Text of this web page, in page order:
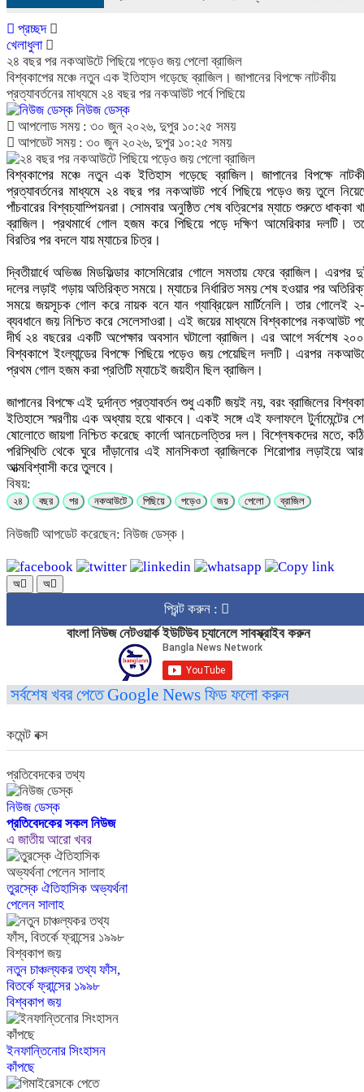
প্রচ্ছদ
খেলাধুলা
২৪ বছর পর নকআউটে পিছিয়ে পড়েও জয় পেলো ব্রাজিল
বিশ্বকাপের মঞ্চে নতুন এক ইতিহাস গড়েছে ব্রাজিল। জাপানের বিপক্ষে নাটকীয়
প্রত্যাবর্তনের মাধ্যমে ২৪ বছর পর নকআউট পর্বে পিছিয়ে
নিউজ ডেস্ক
আপলোড সময় : ৩০ জুন ২০২৬, দুপুর ১০:২৫ সময়
আপডেট সময় : ৩০ জুন ২০২৬, দুপুর ১০:২৫ সময়
বিশ্বকাপের মঞ্চে নতুন এক ইতিহাস গড়েছে ব্রাজিল। জাপানের বিপক্ষে
প্রত্যাবর্তনের মাধ্যমে ২৪ বছর পর নকআউট পর্বে পিছিয়ে পড়েও জয় তুলে
পাঁচবারের বিশ্বচ্যাম্পিয়নরা। সোমবার অনুষ্ঠিত শেষ বত্রিশের ম্যাচে শুরুতে ধাক্কা
ব্রাজিল। প্রথমার্ধে গোল হজম করে পিছিয়ে পড়ে দক্ষিণ আমেরিকার দলটি।
বিরতির পর বদলে যায় ম্যাচের চিত্র।
দ্বিতীয়ার্ধে অভিজ্ঞ মিডফিল্ডার কাসেমিরোর গোলে সমতায় ফেরে ব্রাজিল। এরপর
দলের লড়াই গড়ায় অতিরিক্ত সময়ে। ম্যাচের নির্ধারিত সময় শেষ হওয়ার পর
সময়ে জয়সূচক গোল করে নায়ক বনে যান গ্যাব্রিয়েল মার্টিনেলি। তার গোলেই
ব্যবধানে জয় নিশ্চিত করে সেলেসাওরা। এই জয়ের মাধ্যমে বিশ্বকাপের নকআউট
দীর্ঘ ২৪ বছরের একটি অপেক্ষার অবসান ঘটালো ব্রাজিল। এর আগে সর্বশেষ
বিশ্বকাপে ইংল্যান্ডের বিপক্ষে পিছিয়ে পড়েও জয় পেয়েছিল দলটি। এরপর
প্রথম গোল হজম করা প্রতিটি ম্যাচেই জয়হীন ছিল ব্রাজিল।
জাপানের বিপক্ষে এই দুর্দান্ত প্রত্যাবর্তন শুধু একটি জয়ই নয়, বরং ব্রাজিলের
ইতিহাসে স্মরণীয় এক অধ্যায় হয়ে থাকবে। একই সঙ্গে এই ফলাফলে টুর্নামেন্টের
ষোলোতে জায়গা নিশ্চিত করেছে কার্লো আনচেলত্তির দল। বিশ্লেষকদের মতে,
পরিস্থিতি থেকে ঘুরে দাঁড়ানোর এই মানসিকতা ব্রাজিলকে শিরোপার লড়াইয়ে
আত্মবিশ্বাসী করে তুলবে।
বিষয়:
২৪ বছর পর নকআউটে পিছিয়ে পড়েও জয় পেলো ব্রাজিল
নিউজটি আপডেট করেছেন: নিউজ ডেস্ক।
অ অ
প্রিন্ট করুন :
বাংলা নিউজ নেটওয়ার্ক ইউটিউব চ্যানেলে সাবস্ক্রাইব করুন
সর্বশেষ খবর পেতে Google News ফিড ফলো করুন
কমেন্ট বক্স
প্রতিবেদকের তথ্য
নিউজ ডেস্ক
প্রতিবেদকের সকল নিউজ
এ জাতীয় আরো খবর
তুরস্কে ঐতিহাসিক অভ্যর্থনা
পেলেন সালাহ
নতুন চাঞ্চল্যকর তথ্য ফাঁস,
বিতর্কে ফ্রান্সের ১৯৯৮
বিশ্বকাপ জয়
ইনফান্তিনোর সিংহাসন
কাঁপছে